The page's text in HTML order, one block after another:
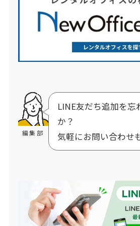
編集部
LINE友だち追加を忘
か？
気軽にお問い合わせ